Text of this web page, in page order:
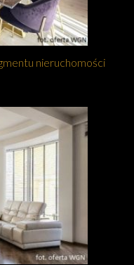
nieruchomości